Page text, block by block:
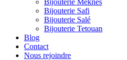
Bijouterie Meknes
Bijouterie Safi
Bijouterie Salé
Bijouterie Tetouan
Blog
Contact
Nous rejoindre